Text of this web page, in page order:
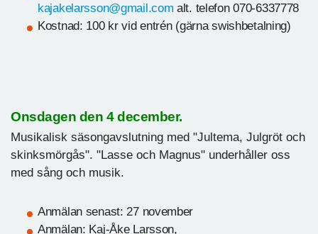
kajakelarsson@gmail.com alt. telefon 070-6337778
Kostnad: 100 kr vid entrén (gärna swishbetalning)
Onsdagen den 4 december.
Musikalisk säsongavslutning med "Jultema, Julgröt och
skinksmörgås". "Lasse och Magnus" underhåller oss
med sång och musik.
Anmälan senast: 27 november
Anmälan: Kaj-Åke Larsson,